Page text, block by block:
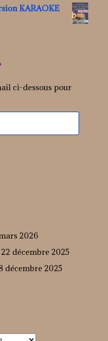
KARAOKE
ci-dessous pour
2026
22 décembre 2025
décembre 2025